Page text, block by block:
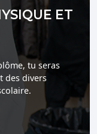
ET
tu seras
des divers